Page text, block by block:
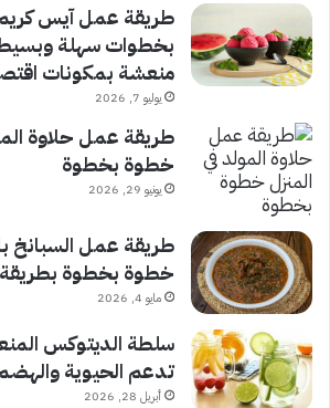
طريقة عمل آيس كريم
بخطوات سهلة
منعشة بمكونات
يوليو 7, 2026
طريقة عمل حلاوة
خطوة بخطوة
يونيو 29, 2026
طريقة عمل السبانخ
خطوة بخطوة
مايو 4, 2026
سلطة الديتوكس
تدعم الحيوية
أبريل 28, 2026